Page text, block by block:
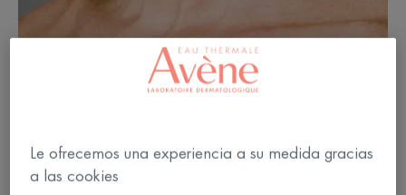
Le ofrecemos una experiencia a su medida gracias
a las cookies